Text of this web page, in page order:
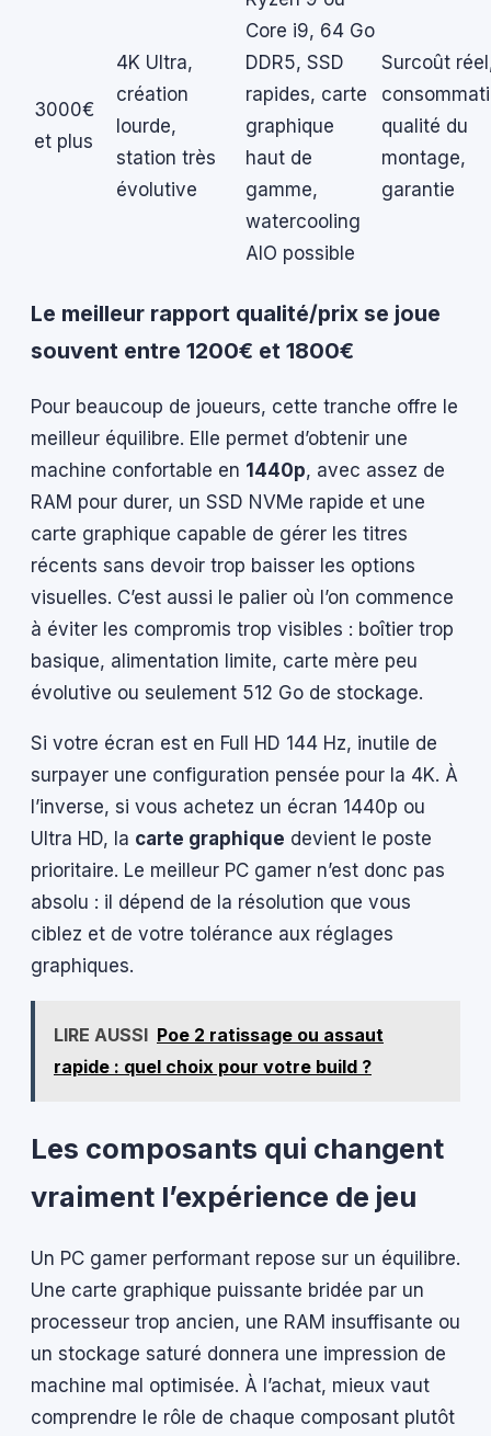
3000€
et plus
4K Ultra,
création
lourde,
station très
évolutive
Core i9, 64 Go
DDR5, SSD
rapides, carte
graphique
haut de
gamme,
watercooling
AIO possible
Surcoût
qualité du
montage,
garantie
Le meilleur rapport qualité/prix se joue
souvent entre 1200€ et 1800€
Pour beaucoup de joueurs, cette tranche offre le
meilleur équilibre. Elle permet d’obtenir une
machine confortable en 1440p, avec assez de
RAM pour durer, un SSD NVMe rapide et une
carte graphique capable de gérer les titres
récents sans devoir trop baisser les options
visuelles. C’est aussi le palier où l’on commence
à éviter les compromis trop visibles : boîtier trop
basique, alimentation limite, carte mère peu
évolutive ou seulement 512 Go de stockage.
Si votre écran est en Full HD 144 Hz, inutile de
surpayer une configuration pensée pour la 4K. À
l’inverse, si vous achetez un écran 1440p ou
Ultra HD, la carte graphique devient le poste
prioritaire. Le meilleur PC gamer n’est donc pas
absolu : il dépend de la résolution que vous
ciblez et de votre tolérance aux réglages
graphiques.
LIRE AUSSI Poe 2 ratissage ou assaut
rapide : quel choix pour votre build ?
Les composants qui changent
vraiment l’expérience de jeu
Un PC gamer performant repose sur un équilibre.
Une carte graphique puissante bridée par un
processeur trop ancien, une RAM insuffisante ou
un stockage saturé donnera une impression de
machine mal optimisée. À l’achat, mieux vaut
comprendre le rôle de chaque composant plutôt